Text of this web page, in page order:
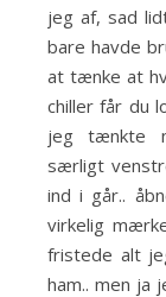
jeg af, sad
bare havde
at tænke at
chiller får du
jeg tænkte
særligt
ind i går..
virkelig
fristede alt
ham.. men ja